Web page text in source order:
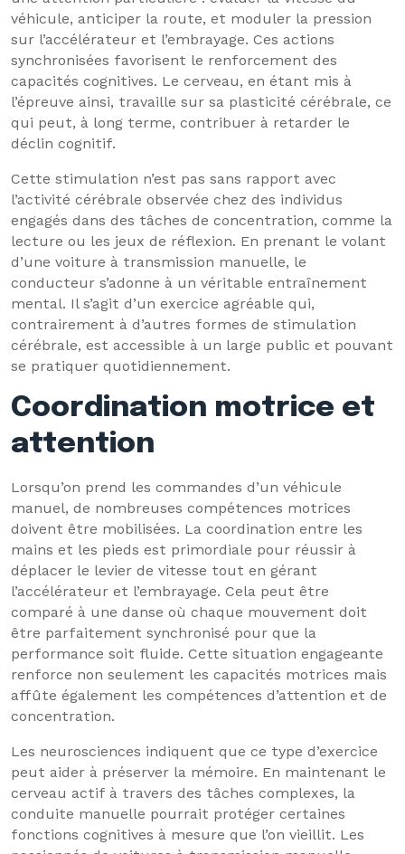
véhicule, anticiper la route, et moduler la pression
sur l’accélérateur et l’embrayage. Ces actions
synchronisées favorisent le renforcement des
capacités cognitives. Le cerveau, en étant mis à
l’épreuve ainsi, travaille sur sa plasticité cérébrale, ce
qui peut, à long terme, contribuer à retarder le
déclin cognitif.
Cette stimulation n’est pas sans rapport avec
l’activité cérébrale observée chez des individus
engagés dans des tâches de concentration, comme la
lecture ou les jeux de réflexion. En prenant le volant
d’une voiture à transmission manuelle, le
conducteur s’adonne à un véritable entraînement
mental. Il s’agit d’un exercice agréable qui,
contrairement à d’autres formes de stimulation
cérébrale, est accessible à un large public et pouvant
se pratiquer quotidiennement.
Coordination motrice et
attention
Lorsqu’on prend les commandes d’un véhicule
manuel, de nombreuses compétences motrices
doivent être mobilisées. La coordination entre les
mains et les pieds est primordiale pour réussir à
déplacer le levier de vitesse tout en gérant
l’accélérateur et l’embrayage. Cela peut être
comparé à une danse où chaque mouvement doit
être parfaitement synchronisé pour que la
performance soit fluide. Cette situation engageante
renforce non seulement les capacités motrices mais
affûte également les compétences d’attention et de
concentration.
Les neurosciences indiquent que ce type d’exercice
peut aider à préserver la mémoire. En maintenant le
cerveau actif à travers des tâches complexes, la
conduite manuelle pourrait protéger certaines
fonctions cognitives à mesure que l’on vieillit. Les